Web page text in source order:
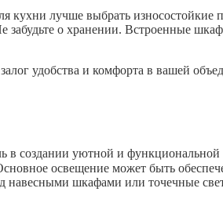
кухни лучше выбрать
о хранении. Встроенные
удобства и комфорта в вашей
в создании уютной и
освещение может быть
навесными шкафами или точечные